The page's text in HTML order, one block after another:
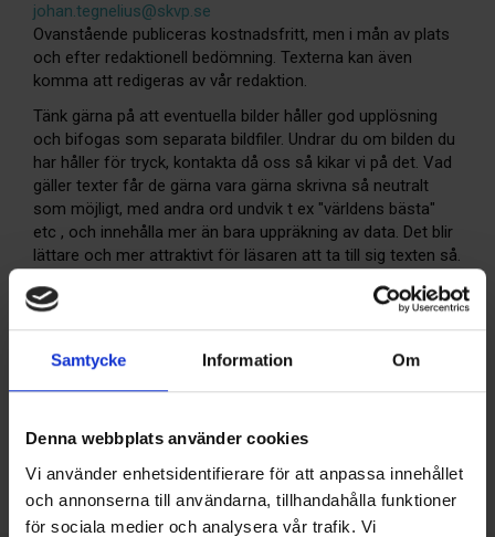
Samtycke Information Om
Denna webbplats använder cookies
Vi använder enhetsidentifierare för att anpassa innehållet
och annonserna till användarna, tillhandahålla funktioner
för sociala medier och analysera vår trafik. Vi
johan.tegnelius@skvp.se
Ovanstående publiceras kostnadsfritt, men i mån av plats
och efter redaktionell bedömning. Texterna kan även
komma att redigeras av vår redaktion.
Tänk gärna på att eventuella bilder håller god upplösning
och bifogas som separata bildfiler. Undrar du om bilden du
har håller för tryck, kontakta då oss så kikar vi på det. Vad
gäller texter får de gärna vara gärna skrivna så neutralt
som möjligt, med andra ord undvik t ex "världens bästa"
etc , och innehålla mer än bara uppräkning av data. Det blir
lättare och mer attraktivt för läsaren att ta till sig texten så.
Och som alltid - har du funderingar så kontakta oss så
hjälper vi till att reda ut frågetecknen. Skicka hellre in en
notis för mycket än inte alls.
Lotta Arvold
Vikarie
+46 8 512 549 76
lotta.arvold@skvp.se